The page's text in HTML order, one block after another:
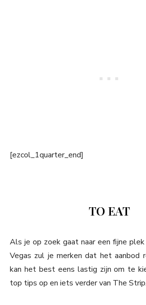
[ezcol_1quarter_end]
TO EAT
Als je op zoek gaat naar een fijne
Vegas zul je merken dat het aanbod
kan het best eens lastig zijn om te
top tips op en iets verder van The Strip.